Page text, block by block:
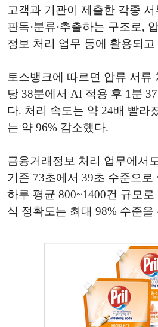
고객과 기관이 제출한 각종
판독·분류·추출하는 구조로,
정보 처리 업무 등에 활용되고
토스뱅크에 따르면 압류 서류
당 38분에서 AI 적용 후 1분
다. 처리 속도는 약 24배 빨라
는 약 96% 감소했다.
금융거래정보 처리 업무에서
기존 73초에서 39초 수준으로
하루 평균 800~1400건 규모
식 정확도는 최대 98% 수준을